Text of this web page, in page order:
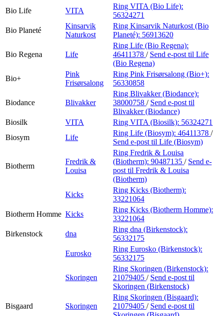
Bio Life
VITA
Ring VITA (Bio Life):
56324271
Bio Planeté
Kinsarvik
Naturkost
Ring Kinsarvik Naturkost (Bio
Planeté): 56913620
Bio Regena Life
Ring Life (Bio Regena):
46411378 / Send e-post til Life
(Bio Regena)
Bio+
Pink
Frisørsalong
Ring Pink Frisørsalong (Bio+):
56330858
Biodance Blivakker
Ring Blivakker (Biodance):
38000758 / Send e-post til
Blivakker (Biodance)
Biosilk
VITA Ring VITA (Biosilk): 56324271
Biosym
Life
Ring Life (Biosym): 46411378 /
Send e-post til Life (Biosym)
Biotherm
Fredrik &
Louisa
Ring Fredrik & Louisa
(Biotherm): 90487135 / Send e-
post til Fredrik & Louisa
(Biotherm)
Kicks
Ring Kicks (Biotherm):
33221064
Biotherm Homme Kicks
Ring Kicks (Biotherm Homme):
33221064
Birkenstock
dna
Ring dna (Birkenstock):
56332175
Eurosko
Ring Eurosko (Birkenstock):
56332175
Skoringen
Ring Skoringen (Birkenstock):
21079405 / Send e-post til
Skoringen (Birkenstock)
Bisgaard Skoringen
Ring Skoringen (Bisgaard):
21079405 / Send e-post til